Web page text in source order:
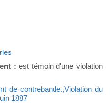
: est témoin d'une violation
de contrebande.,Violation du
1887